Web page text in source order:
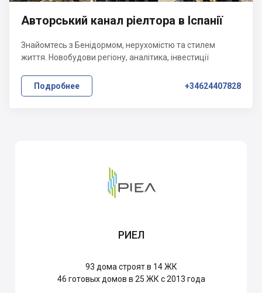
Авторський канал ріелтора в Іспанії
Знайомтесь з Бенідормом, нерухомістю та стилем
життя. Новобудови регіону, аналітика, інвестиції
Подробнее +34624407828
РИЕЛ
93 дома строят в 14 ЖК
46 готовых домов в 25 ЖК с 2013 года